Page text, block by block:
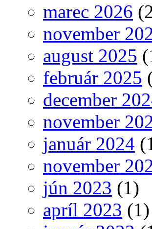
marec 2026
november
august 2025
február 2025
december
november
január 2024
november
jún 2023 (1)
apríl 2023 (1)